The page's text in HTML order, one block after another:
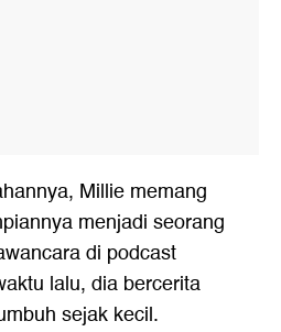
Millie memang
menjadi seorang
di podcast
lalu, dia bercerita
sejak kecil.